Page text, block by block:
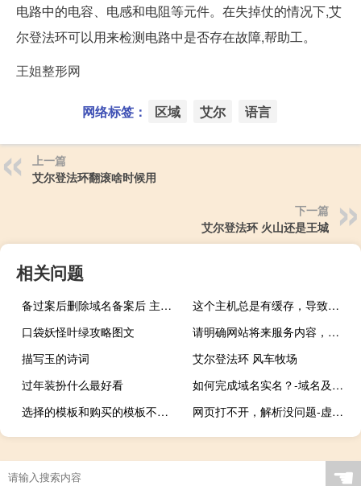
电路中的电容、电感和电阻等元件。在失掉仗的情况下,艾
尔登法环可以用来检测电路中是否存在故障,帮助工。
王姐整形网
网络标签： 区域 艾尔 语言
上一篇
艾尔登法环翻滚啥时候用
下一篇
艾尔登法环 火山还是王城
相关问题
备过案后删除域名备案后 主体信息不见
这个主机总是有缓存，导致修改网站样式很费时间请将缓存设置去掉
口袋妖怪叶绿攻略图文
请明确网站将来服务内容，选择合适的内容分类，不要选“其他”
描写玉的诗词
艾尔登法环 风车牧场
过年装扮什么最好看
如何完成域名实名？-域名及账户问题
选择的模板和购买的模板不一致
网页打不开，解析没问题-虚拟主机/数据库问题
☚